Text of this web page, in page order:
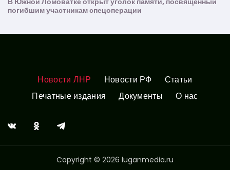
Новости ЛНР Новости РФ
Статьи
Печатные издания
Документы О нас
Copyright © 2026 luganmedia.ru